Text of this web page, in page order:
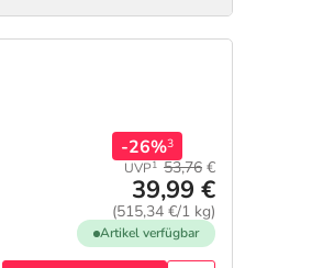
UVP1 53,76 €
39,99 €
(515,34 €/1 kg)
-26%3
Artikel verfügbar